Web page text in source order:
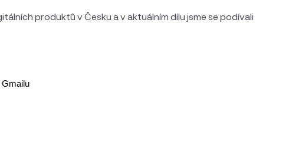
produktů v Česku a v aktuálním dílu jsme se podívali
Gmailu